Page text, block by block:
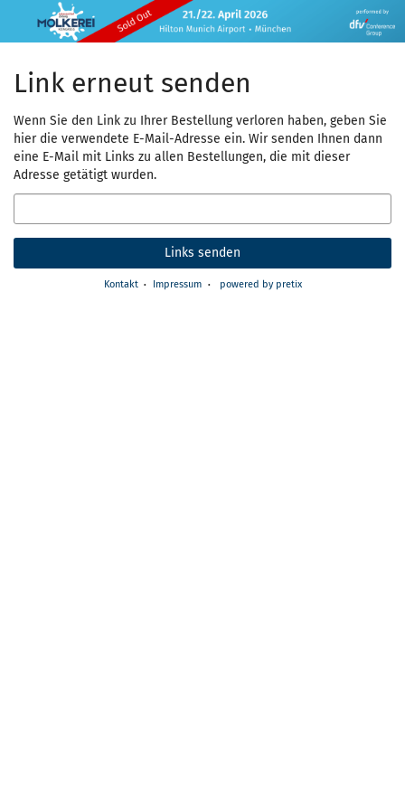
Haupt-
springen
Link erneut senden
Wenn Sie den Link zu Ihrer Bestellung verloren haben, geben Sie
hier die verwendete E-Mail-Adresse ein. Wir senden Ihnen dann
eine E-Mail mit Links zu allen Bestellungen, die mit dieser
Adresse getätigt wurden.
E-
Mail
Links senden
Kontakt Impressum powered by pretix